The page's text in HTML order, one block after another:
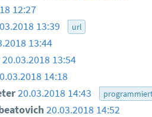
12:27
13:39 url
13:44
20.03.2018 13:54
14:18
20.03.2018 14:43
20.03.2018 14:52